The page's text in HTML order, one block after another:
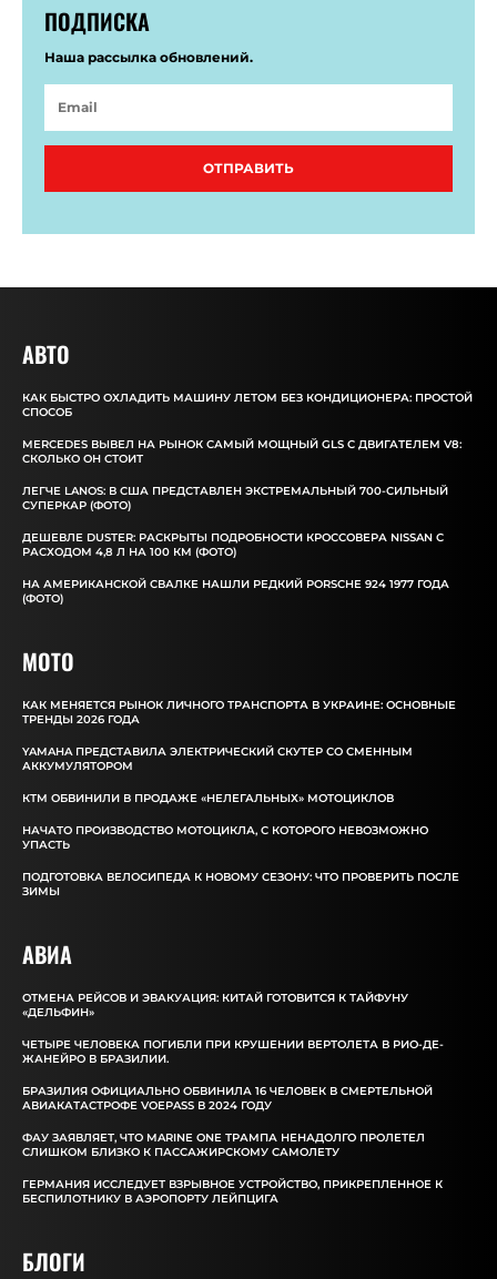
ПОДПИСКА
Наша рассылка обновлений.
ОТПРАВИТЬ
АВТО
КАК БЫСТРО ОХЛАДИТЬ МАШИНУ ЛЕТОМ БЕЗ КОНДИЦИОНЕРА: ПРОСТОЙ
СПОСОБ
MERCEDES ВЫВЕЛ НА РЫНОК САМЫЙ МОЩНЫЙ GLS С ДВИГАТЕЛЕМ V8:
СКОЛЬКО ОН СТОИТ
ЛЕГЧЕ LANOS: В США ПРЕДСТАВЛЕН ЭКСТРЕМАЛЬНЫЙ 700-СИЛЬНЫЙ
СУПЕРКАР (ФОТО)
ДЕШЕВЛЕ DUSTER: РАСКРЫТЫ ПОДРОБНОСТИ КРОССОВЕРА NISSAN С
РАСХОДОМ 4,8 Л НА 100 КМ (ФОТО)
НА АМЕРИКАНСКОЙ СВАЛКЕ НАШЛИ РЕДКИЙ PORSCHE 924 1977 ГОДА
(ФОТО)
MOTO
КАК МЕНЯЕТСЯ РЫНОК ЛИЧНОГО ТРАНСПОРТА В УКРАИНЕ: ОСНОВНЫЕ
ТРЕНДЫ 2026 ГОДА
YAMAHA ПРЕДСТАВИЛА ЭЛЕКТРИЧЕСКИЙ СКУТЕР СО СМЕННЫМ
АККУМУЛЯТОРОМ
КТМ ОБВИНИЛИ В ПРОДАЖЕ «НЕЛЕГАЛЬНЫХ» МОТОЦИКЛОВ
НАЧАТО ПРОИЗВОДСТВО МОТОЦИКЛА, С КОТОРОГО НЕВОЗМОЖНО
УПАСТЬ
ПОДГОТОВКА ВЕЛОСИПЕДА К НОВОМУ СЕЗОНУ: ЧТО ПРОВЕРИТЬ ПОСЛЕ
ЗИМЫ
АВИА
ОТМЕНА РЕЙСОВ И ЭВАКУАЦИЯ: КИТАЙ ГОТОВИТСЯ К ТАЙФУНУ
«ДЕЛЬФИН»
ЧЕТЫРЕ ЧЕЛОВЕКА ПОГИБЛИ ПРИ КРУШЕНИИ ВЕРТОЛЕТА В РИО-ДЕ-
ЖАНЕЙРО В БРАЗИЛИИ.
БРАЗИЛИЯ ОФИЦИАЛЬНО ОБВИНИЛА 16 ЧЕЛОВЕК В СМЕРТЕЛЬНОЙ
АВИАКАТАСТРОФЕ VOEPASS В 2024 ГОДУ
ФАУ ЗАЯВЛЯЕТ, ЧТО MARINE ONE ТРАМПА НЕНАДОЛГО ПРОЛЕТЕЛ
СЛИШКОМ БЛИЗКО К ПАССАЖИРСКОМУ САМОЛЕТУ
ГЕРМАНИЯ ИССЛЕДУЕТ ВЗРЫВНОЕ УСТРОЙСТВО, ПРИКРЕПЛЕННОЕ К
БЕСПИЛОТНИКУ В АЭРОПОРТУ ЛЕЙПЦИГА
БЛОГИ